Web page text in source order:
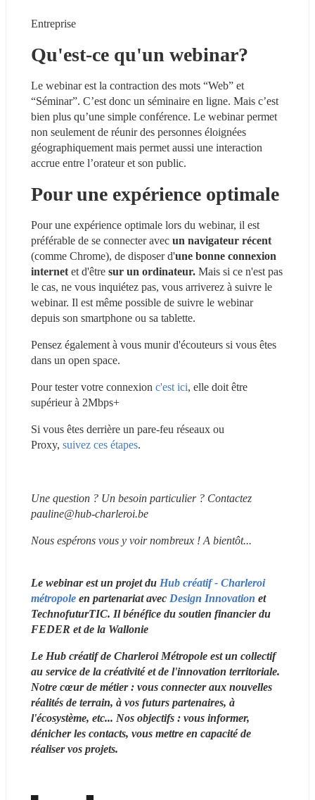
Entreprise
Qu'est-ce qu'un webinar?
Le webinar est la contraction des mots “Web” et
“Séminar”. C’est donc un séminaire en ligne. Mais c’est
bien plus qu’une simple conférence. Le webinar permet
non seulement de réunir des personnes éloignées
géographiquement mais permet aussi une interaction
accrue entre l’orateur et son public.
Pour une expérience optimale
Pour une expérience optimale lors du webinar, il est
préférable de se connecter avec
(comme Chrome), de disposer d'une bonne connexion
internet et d'être sur un ordinateur. Mais si ce n'est pas
le cas, ne vous inquiétez pas, vous arriverez à suivre le
webinar. Il est même possible de suivre le webinar
depuis son smartphone ou sa tablette.
Pensez également à vous munir d'écouteurs si vous êtes
dans un open space.
Pour tester votre connexion c'est ici, elle doit être
supérieur à 2Mbps+
Si vous êtes derrière un pare-feu réseaux ou
Proxy, suivez ces étapes.
Une question ? Un besoin particulier ? Contactez
pauline@hub-charleroi.be
Nous espérons vous y voir nombreux ! A bientôt...
Le webinar est un projet du Hub créatif - Charleroi
métropole en partenariat avec Design Innovation et
TechnofuturTIC. Il bénéfice du soutien financier du
FEDER et de la Wallonie
Le Hub créatif de Charleroi Métropole est un collectif
au service de la créativité et de l'innovation territoriale.
Notre cœur de métier : vous connecter aux nouvelles
réalités de terrain, à vos futurs partenaires, à
l'écosystème, etc... Nos objectifs : vous informer,
dénicher les contacts, vous mettre en capacité de
réaliser vos projets.